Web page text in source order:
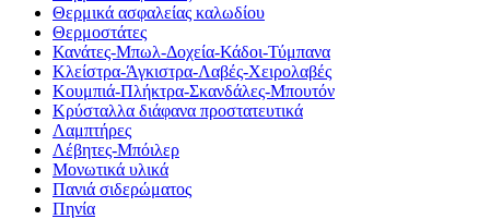
Θερμικά ασφαλείας καλωδίου
Θερμοστάτες
Κανάτες-Μπωλ-Δοχεία-Κάδοι-Τύμπανα
Κλείστρα-Άγκιστρα-Λαβές-Χειρολαβές
Κουμπιά-Πλήκτρα-Σκανδάλες-Μπουτόν
Κρύσταλλα διάφανα προστατευτικά
Λαμπτήρες
Λέβητες-Μπόιλερ
Μονωτικά υλικά
Πανιά σιδερώματος
Πηνία